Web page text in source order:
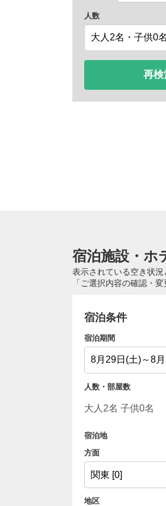
人数
再検
宿泊施設・ホ
表示されている空き状
「ご選択内容の確認・
宿泊条件
宿泊期間
人数・部屋数
宿泊地
方面
地区